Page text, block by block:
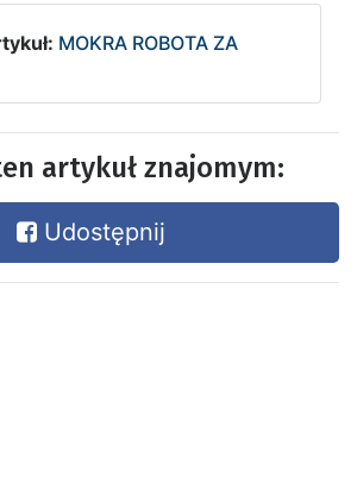
MOKRA ROBOTA ZA
artykuł znajomym:
Udostępnij